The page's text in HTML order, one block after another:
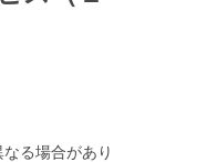
る場合があり